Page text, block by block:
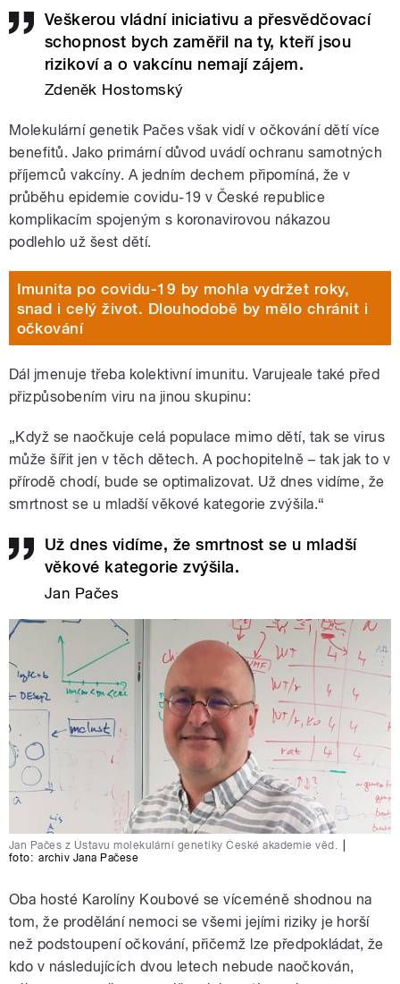
Veškerou vládní iniciativu a přesvědčovací
schopnost bych zaměřil na ty, kteří jsou
rizikoví a o vakcínu nemají zájem.
Zdeněk Hostomský
Molekulární genetik Pačes však vidí v očkování dětí více
benefitů. Jako primární důvod uvádí ochranu samotných
příjemců vakcíny. A jedním dechem připomíná, že v
průběhu epidemie covidu-19 v České republice
komplikacím spojeným s koronavirovou nákazou
podlehlo už šest dětí.
Imunita po covidu-19 by mohla vydržet roky,
snad i celý život. Dlouhodobě by mělo chránit i
očkování
Dál jmenuje třeba kolektivní imunitu. Varujeale také před
přizpůsobením viru na jinou skupinu:
„Když se naočkuje celá populace mimo dětí, tak se virus
může šířit jen v těch dětech. A pochopitelně – tak jak to v
přírodě chodí, bude se optimalizovat. Už dnes vidíme, že
smrtnost se u mladší věkové kategorie zvýšila.“
Už dnes vidíme, že smrtnost se u mladší
věkové kategorie zvýšila.
Jan Pačes
Jan Pačes z Ústavu molekulární genetiky České akademie věd.
foto: archiv Jana Pačese
Oba hosté Karolíny Koubové se víceméně shodnou na
tom, že prodělání nemoci se všemi jejími riziky je horší
než podstoupení očkování, přičemž lze předpokládat, že
kdo v následujících dvou letech nebude naočkován,